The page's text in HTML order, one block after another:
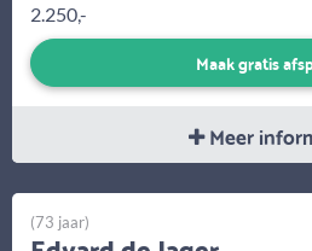
2.250,-
Maak gratis
Meer
(73 jaar)